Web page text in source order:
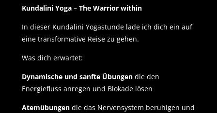
Kundalini Yoga – The Warrior within
In dieser Kundalini Yogastunde lade ich dich ein auf
eine transformative Reise zu gehen.
Was dich erwartet:
Dynamische und sanfte Übungendie den
Energiefluss anregen und Blokade lösen
Atemübungendie das Nervensystem beruhigen und